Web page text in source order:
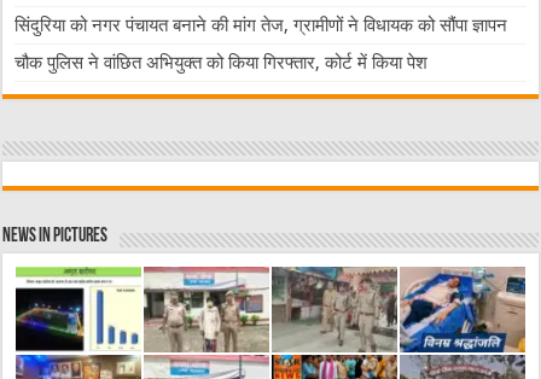
सिंदुरिया को नगर पंचायत बनाने की मांग तेज, ग्रामीणों ने विधायक को सौंपा ज्ञापन
चौक पुलिस ने वांछित अभियुक्त को किया गिरफ्तार, कोर्ट में किया पेश
News in Pictures